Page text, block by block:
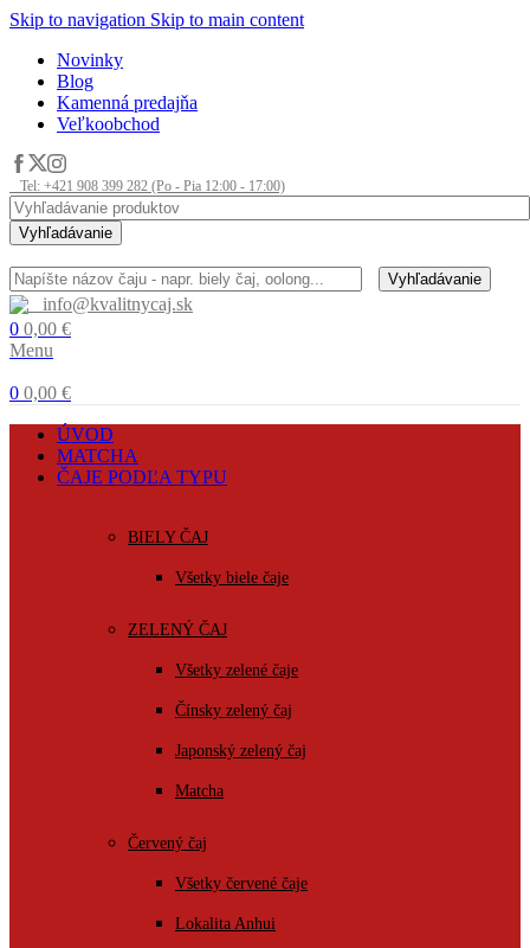
Skip to navigation Skip to main content
Novinky
Blog
Kamenná predajňa
Veľkoobchod
Tel: +421 908 399 282 (Po - Pia 12:00 - 17:00)
Vyhľadávanie
Vyhľadávanie
info@kvalitnycaj.sk
0 0,00 €
Menu
0 0,00 €
ÚVOD
MATCHA
ČAJE PODĽA TYPU
BIELY ČAJ
Všetky biele čaje
ZELENÝ ČAJ
Všetky zelené čaje
Čínsky zelený čaj
Japonský zelený čaj
Matcha
Červený čaj
Všetky červené čaje
Lokalita Anhui